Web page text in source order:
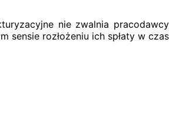
nie zwalnia
sensie rozłożeniu ich spłaty w